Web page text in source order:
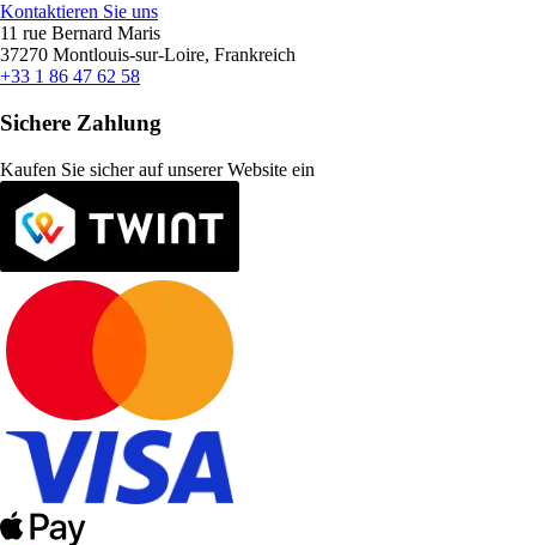
Kontaktieren Sie uns
11 rue Bernard Maris
37270 Montlouis-sur-Loire, Frankreich
+33 1 86 47 62 58
Sichere Zahlung
Kaufen Sie sicher auf unserer Website ein